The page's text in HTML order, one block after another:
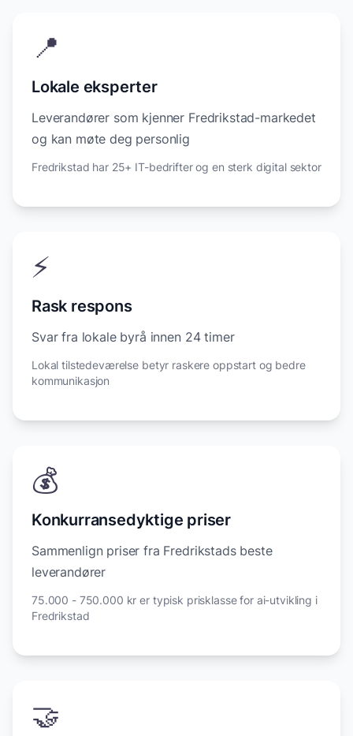
📍
Lokale eksperter
Leverandører som kjenner Fredrikstad-markedet
og kan møte deg personlig
Fredrikstad har 25+ IT-bedrifter og en sterk digital sektor
⚡
Rask respons
Svar fra lokale byrå innen 24 timer
Lokal tilstedeværelse betyr raskere oppstart og bedre
kommunikasjon
💰
Konkurransedyktige priser
Sammenlign priser fra Fredrikstads beste
leverandører
75.000 - 750.000 kr er typisk prisklasse for ai-utvikling i
Fredrikstad
🤝